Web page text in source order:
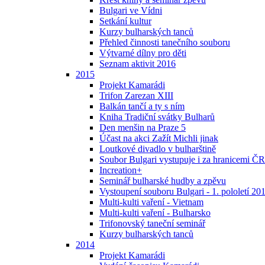
Bulgari ve Vídni
Setkání kultur
Kurzy bulharských tanců
Přehled činnosti tanečního souboru
Výtvarné dílny pro děti
Seznam aktivit 2016
2015
Projekt Kamarádi
Trifon Zarezan XIII
Balkán tančí a ty s ním
Kniha Tradiční svátky Bulharů
Den menšin na Praze 5
Účast na akci Zažít Michli jinak
Loutkové divadlo v bulharštině
Soubor Bulgari vystupuje i za hranicemi ČR
Increation+
Seminář bulharské hudby a zpěvu
Vystoupení souboru Bulgari - 1. pololetí
Multi-kulti vaření - Vietnam
Multi-kulti vaření - Bulharsko
Trifonovský taneční seminář
Kurzy bulharských tanců
2014
Projekt Kamarádi